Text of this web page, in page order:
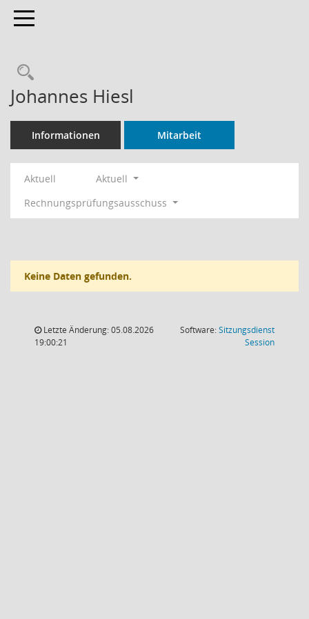
Toggle navigation
Rechercheauswahl
Johannes Hiesl
Informationen Mitarbeit
Aktuell
Aktuell
Rechnungsprüfungsausschuss
Keine Daten gefunden.
Letzte Änderung: 05.08.2026
19:00:21
Software:Sitzungsdienst
Session(Wird in